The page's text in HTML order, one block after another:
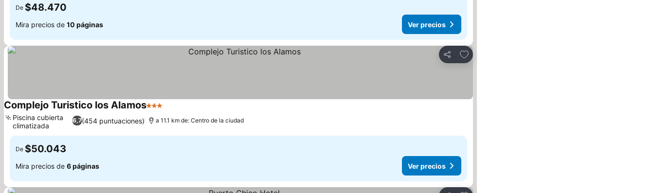
De $48.470
Mira precios de 10 páginas Ver precios
Compartir
Agregar a favoritos
Complejo Turistico los Alamos3 Estrellas
6,7(454 puntuaciones)
Piscina cubierta
climatizada
a 11.1 km de: Centro de la ciudad
De $50.043
Mira precios de 6 páginas Ver precios